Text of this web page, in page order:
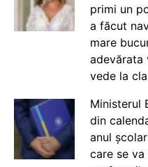
primi un
a făcut
mare
adevărata
vede la
Ministerul
din
anul
care se